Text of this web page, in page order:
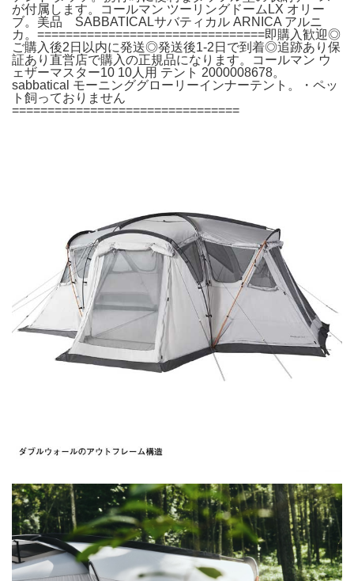
が付属します。コールマン ツーリングドームLX オリー
ブ。美品 SABBATICALサバティカル ARNICA アルニ
カ。================================即購入歓迎◎
ご購入後2日以内に発送◎発送後1-2日で到着◎追跡あり保
証あり直営店で購入の正規品になります。コールマン ウ
ェザーマスター10 10人用 テント 2000008678。
sabbatical モーニンググローリーインナーテント。・ペッ
ト飼っておりません
================================